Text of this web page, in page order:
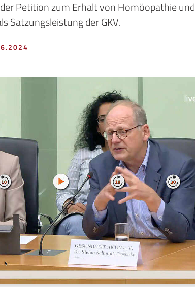
Petition zum Erhalt von Homöopathie und
Satzungsleistung der GKV.